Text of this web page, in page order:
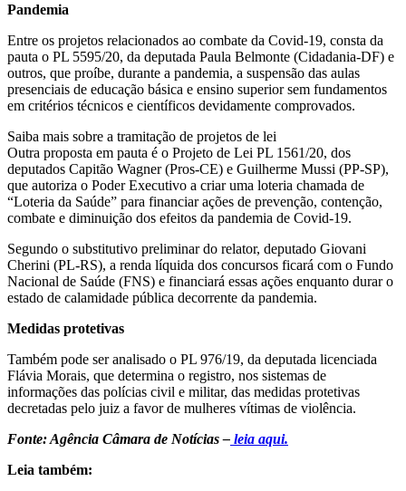
Pandemia
Entre os projetos relacionados ao combate da Covid-19, consta da
pauta o PL 5595/20, da deputada Paula Belmonte (Cidadania-DF) e
outros, que proíbe, durante a pandemia, a suspensão das aulas
presenciais de educação básica e ensino superior sem fundamentos
em critérios técnicos e científicos devidamente comprovados.
Saiba mais sobre a tramitação de projetos de lei
Outra proposta em pauta é o Projeto de Lei PL 1561/20, dos
deputados Capitão Wagner (Pros-CE) e Guilherme Mussi (PP-SP),
que autoriza o Poder Executivo a criar uma loteria chamada de
“Loteria da Saúde” para financiar ações de prevenção, contenção,
combate e diminuição dos efeitos da pandemia de Covid-19.
Segundo o substitutivo preliminar do relator, deputado Giovani
Cherini (PL-RS), a renda líquida dos concursos ficará com o Fundo
Nacional de Saúde (FNS) e financiará essas ações enquanto durar o
estado de calamidade pública decorrente da pandemia.
Medidas protetivas
Também pode ser analisado o PL 976/19, da deputada licenciada
Flávia Morais, que determina o registro, nos sistemas de
informações das polícias civil e militar, das medidas protetivas
decretadas pelo juiz a favor de mulheres vítimas de violência.
Fonte: Agência Câmara de Notícias – leia aqui.
Leia também: